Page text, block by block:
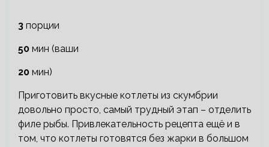
3 порции
50 мин (ваши
20 мин)
Приготовить вкусные котлеты из скумбрии
довольно просто, самый трудный этап – отделить
филе рыбы. Привлекательность рецепта ещё и в
том, что котлеты готовятся без жарки в большом